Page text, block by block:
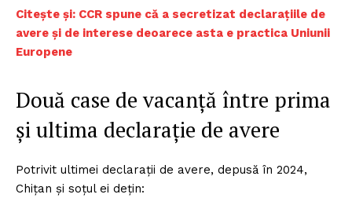
Citește și: CCR spune că a secretizat declarațiile de
avere și de interese deoarece asta e practica Uniunii
Europene
Două case de vacanță între prima
și ultima declarație de avere
Potrivit ultimei declarații de avere, depusă în 2024,
Chițan și soțul ei dețin: